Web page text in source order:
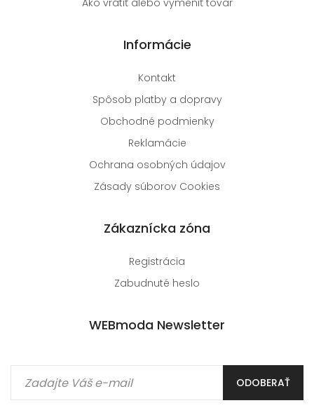
Ako vrátiť alebo vymeniť tovar
Informácie
Kontakt
Spôsob platby a dopravy
Obchodné podmienky
Reklamácie
Ochrana osobných údajov
Zásady súborov Cookies
Zákaznícka zóna
Registrácia
Zabudnuté heslo
WEBmoda Newsletter
ODOBERAŤ